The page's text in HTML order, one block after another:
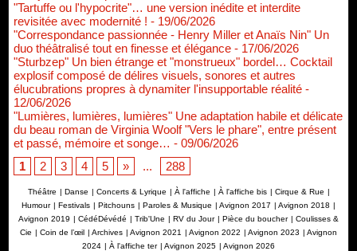
"Tartuffe ou l'hypocrite"… une version inédite et interdite
revisitée avec modernité ! - 19/06/2026
"Correspondance passionnée - Henry Miller et Anaïs Nin" Un
duo théâtralisé tout en finesse et élégance - 17/06/2026
"Sturbzep" Un bien étrange et "monstrueux" bordel… Cocktail
explosif composé de délires visuels, sonores et autres
élucubrations propres à dynamiter l'insupportable réalité -
12/06/2026
"Lumières, lumières, lumières" Une adaptation habile et délicate
du beau roman de Virginia Woolf "Vers le phare", entre présent
et passé, mémoire et songe… - 09/06/2026
1
2 3 4 5 » ... 288
Théâtre | Danse | Concerts & Lyrique | À l'affiche | À l'affiche bis | Cirque & Rue |
Humour | Festivals | Pitchouns | Paroles & Musique | Avignon 2017 | Avignon 2018 |
Avignon 2019 | CédéDévédé | Trib'Une | RV du Jour | Pièce du boucher | Coulisses &
Cie | Coin de l’œil | Archives | Avignon 2021 | Avignon 2022 | Avignon 2023 | Avignon
2024 | À l'affiche ter | Avignon 2025 | Avignon 2026